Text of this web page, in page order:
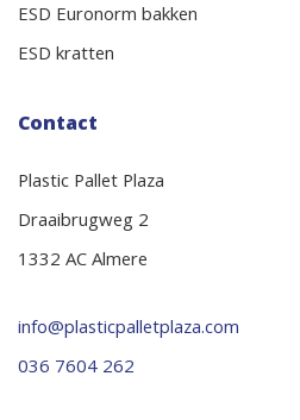
ESD Euronorm bakken
ESD kratten
Contact
Plastic Pallet Plaza
Draaibrugweg 2
1332 AC Almere
info@plasticpalletplaza.com
036 7604 262